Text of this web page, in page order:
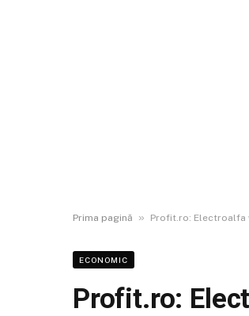
Prima pagină » Profit.ro: Electroalfa
ECONOMIC
Profit.ro: